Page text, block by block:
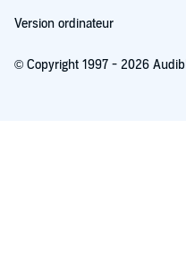
Version ordinateur
© Copyright 1997 - 2026